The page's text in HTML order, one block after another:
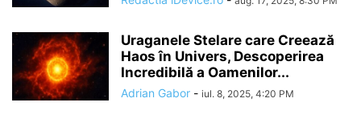
Uraganele Stelare care Creează
Haos în Univers, Descoperirea
Incredibilă a Oamenilor...
Adrian Gabor - iul. 8, 2025, 4:20 PM